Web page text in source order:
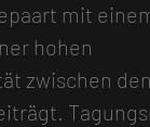
mit
hohen
zwischen den